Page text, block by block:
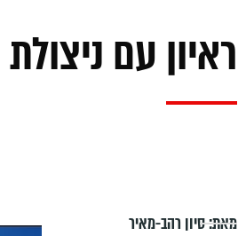
ראיון עם ניצולת שואה בת
מאת:סיון רהב-מאיר